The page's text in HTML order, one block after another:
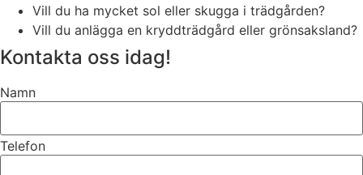
Vill du ha mycket sol eller skugga i trädgården?
Vill du anlägga en kryddträdgård eller grönsaksland?
Kontakta oss idag!
Namn
Telefon